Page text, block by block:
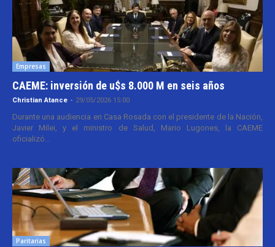
Empresas
CAEME: inversión de u$s 8.000 M en seis años
Christian Atance - 29/05/2026 15:00
Durante una audiencia en Casa Rosada con el presidente de la Nación,
Javier Milei, y el ministro de Salud, Mario Lugones, la CAEME
oficializó...
Paritarias